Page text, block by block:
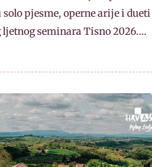
pjesme, operne arije i dueti
seminara Tisno 2026.…